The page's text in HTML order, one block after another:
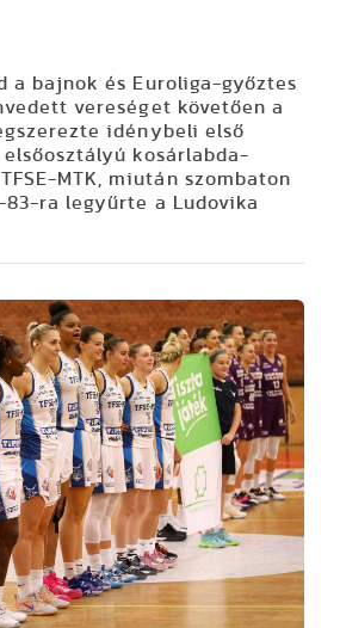
a bajnok és Euroliga-győztes
vereséget követően a
idénybeli első
kosárlabda-
MTK, miután szombaton
ra legyűrte a Ludovika